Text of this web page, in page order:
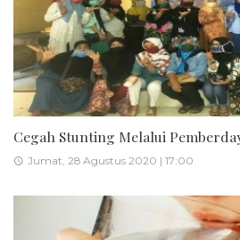
Cegah Stunting Melalui
Jumat, 28 Agustus 2020 | 17:00